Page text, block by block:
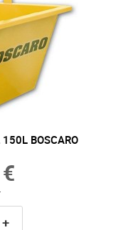
BOSCARO
+